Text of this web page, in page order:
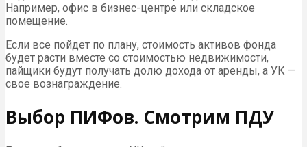
Например, офис в бизнес-центре или складское
помещение.
Если все пойдет по плану, стоимость активов фонда
будет расти вместе со стоимостью недвижимости,
пайщики будут получать долю дохода от аренды, а УК —
свое вознаграждение.
Выбор ПИФов. Смотрим ПДУ